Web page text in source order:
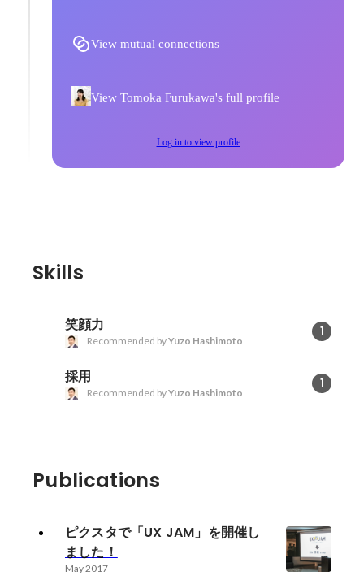
View mutual connections
View Tomoka Furukawa's full profile
Log in to view profile
Skills
笑顔力 1
Recommended byYuzo Hashimoto
採用 1
Recommended byYuzo Hashimoto
Publications
ピクスタで「UX JAM」を開催し
ました！
May 2017